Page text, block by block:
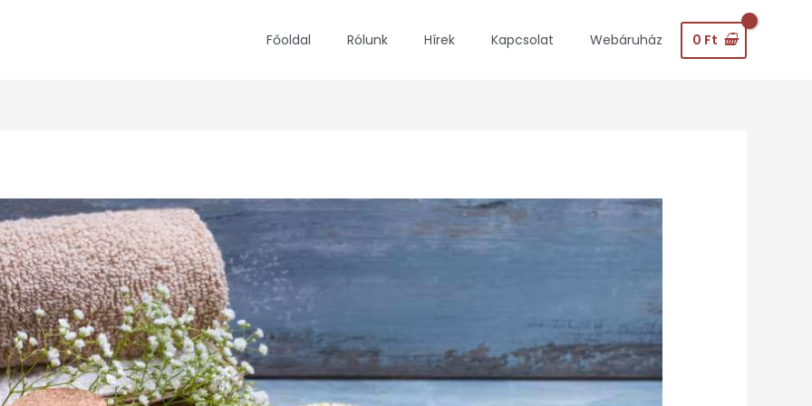
Főoldal Rólunk Hírek Kapcsolat Webáruház 0 Ft